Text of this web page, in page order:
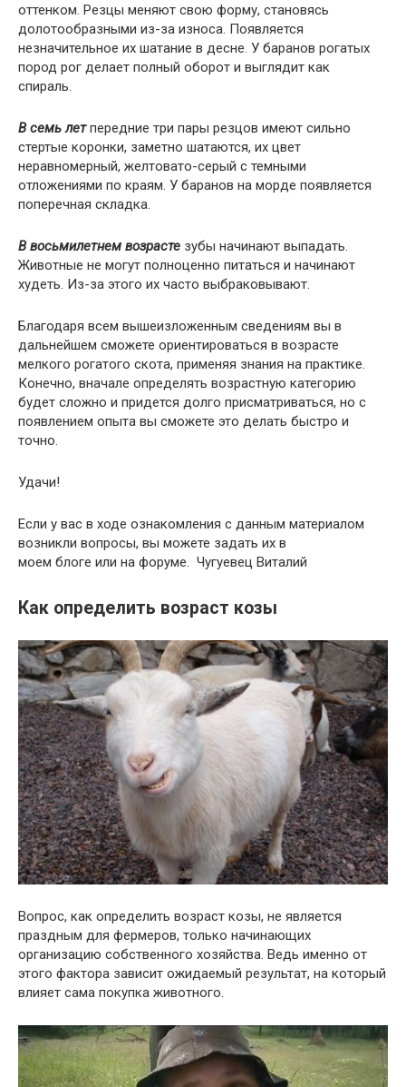
оттенком. Резцы меняют свою форму, становясь
долотообразными из-за износа. Появляется
незначительное их шатание в десне. У баранов рогатых
пород рог делает полный оборот и выглядит как
спираль.
В семь летпередние три пары резцов имеют сильно
стертые коронки, заметно шатаются, их цвет
неравномерный, желтовато-серый с темными
отложениями по краям. У баранов на морде появляется
поперечная складка.
В восьмилетнем возрасте зубы начинают выпадать.
Животные не могут полноценно питаться и начинают
худеть. Из-за этого их часто выбраковывают.
Благодаря всем вышеизложенным сведениям вы в
дальнейшем сможете ориентироваться в возрасте
мелкого рогатого скота, применяя знания на практике.
Конечно, вначале определять возрастную категорию
будет сложно и придется долго присматриваться, но с
появлением опыта вы сможете это делать быстро и
точно.
Удачи!
Если у вас в ходе ознакомления с данным материалом
возникли вопросы, вы можете задать их в
моем блоге или на форуме. Чугуевец Виталий
Как определить возраст козы
Вопрос, как определить возраст козы, не является
праздным для фермеров, только начинающих
организацию собственного хозяйства. Ведь именно от
этого фактора зависит ожидаемый результат, на который
влияет сама покупка животного.